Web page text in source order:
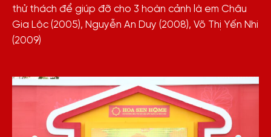
thử thách để giúp đỡ cho 3 hoàn cảnh là em Châu
Gia Lộc (2005), Nguyễn An Duy (2008), Võ Thị Yến Nhi
(2009)